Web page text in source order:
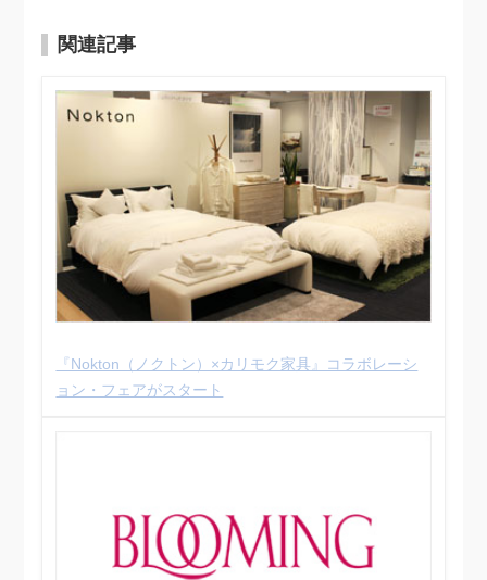
関連記事
『Nokton（ノクトン）×カリモク家具』コラボレーシ
ョン・フェアがスタート